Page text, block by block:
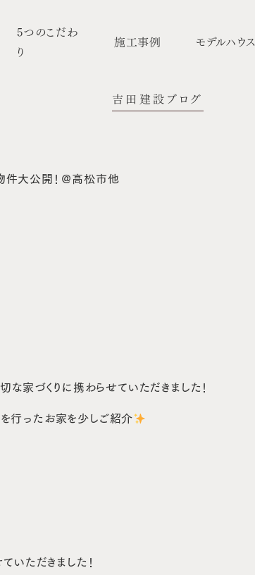
5つのこだわ
り
施工事例 モデルハウス
吉田建設ブログ
件大公開！＠高松市他
家づくりに携わらせていただきました！
行ったお家を少しご紹介
いただきました！